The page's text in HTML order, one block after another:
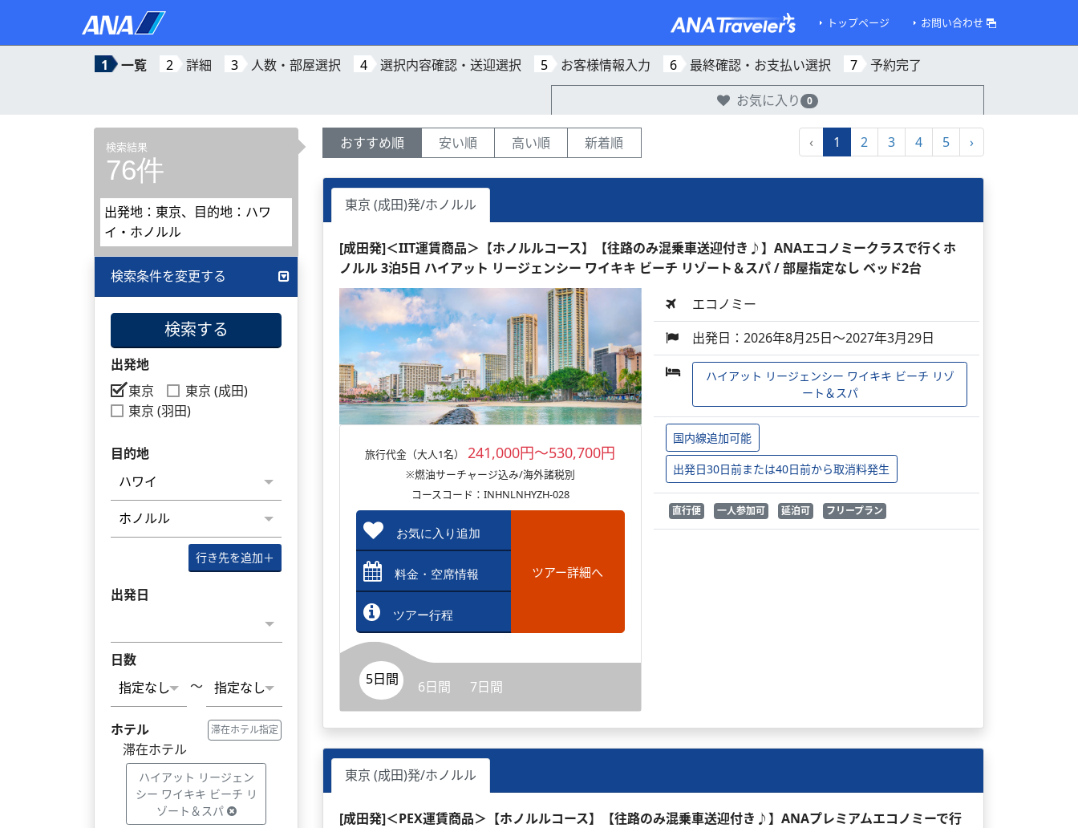
トップページ お問い合わせ
1 一覧 2 詳細 3 人数・部屋選択 4 選択内容確認・送迎選択 5 お客様情報入力 6 最終確認・お支払い選択 7
予約完了
お気に入り
0
検索結果
76件
出発地：東京、目的地：ハワ
イ・ホノルル
検索条件を変更する
検索する
出発地
東京
東京 (成田)
東京 (羽田)
目的地
行き先を追加＋
出発日
日数
～
ホテル 滞在ホテル指定
滞在ホテル
ハイアット リージェン
シー ワイキキ ビーチ リ
ゾート＆スパ
おすすめ順 安い順 高い順 新着順 ‹ 1 2 3 4 5 ›
東京 (成田)発/ホノルル
[成田発]＜IIT運賃商品＞【ホノルルコース】【往路のみ混乗車送迎付き♪】ANAエコノミークラスで行くホ
ノルル 3泊5日 ハイアット リージェンシー ワイキキ ビーチ リゾート＆スパ / 部屋指定なし ベッド2台
旅行代金（大人1名） 241,000円～530,700円
※燃油サーチャージ込み/海外諸税別
コースコード：INHNLNHYZH-028
お気に入り追加
料金・空席情報
ツアー行程
ツアー詳細へ
5日間 6日間 7日間
エコノミー
出発日：2026年8月25日～2027年3月29日
ハイアット リージェンシー ワイキキ ビーチ リゾ
ート＆スパ
国内線追加可能
出発日30日前または40日前から取消料発生
直行便 一人参加可 延泊可 フリープラン
東京 (成田)発/ホノルル
[成田発]＜PEX運賃商品＞【ホノルルコース】【往路のみ混乗車送迎付き♪】ANAプレミアムエコノミーで行